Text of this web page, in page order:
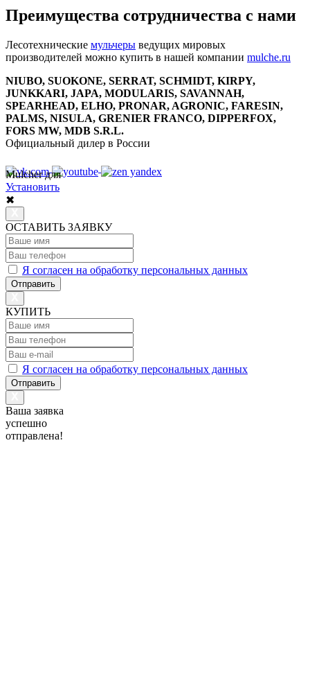
Преимущества сотрудничества с нами
Лесотехнические мульчеры ведущих мировых
производителей можно купить в нашей компании mulche.ru
NIUBO, SUOKONE, SERRAT, SCHMIDT, KIRPY,
JUNKKARI, JAPA, MODULARIS, SAVANNAH,
SPEARHEAD, ELHO, PRONAR, AGRONIC, FARESIN,
PALMS, NISULA, GRENIER FRANCO, DIPPERFOX,
FORS MW, MDB S.R.L.
Официальный дилер в России
8 800 7777 152
Mulcher для
Установить
✖
ОСТАВИТЬ ЗАЯВКУ
Я согласен на обработку персональных данных
Отправить
КУПИТЬ
Я согласен на обработку персональных данных
Отправить
Ваша заявка
успешно
отправлена!